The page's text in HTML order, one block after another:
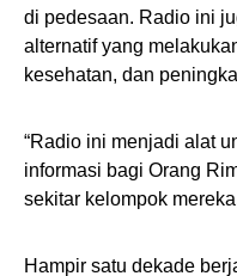
di pedesaan. Radio ini
alternatif yang
kesehatan, dan
“Radio ini menjadi alat
informasi bagi Orang
sekitar kelompok
Hampir satu dekade